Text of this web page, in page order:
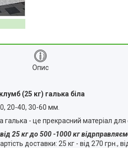
Опис
клумб (25 кг) галька біла
20-40, 30-60 мм.
галька - це прекрасний матеріал
25 кг до 500 -1000 кг
доставки: 25 кг - від 270 грн.,